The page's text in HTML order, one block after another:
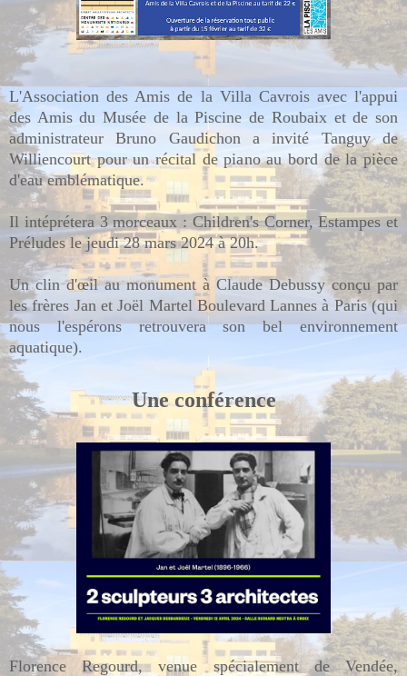
L'Association des Amis de la Villa Cavrois avec l'appui
des Amis du Musée de la Piscine de Roubaix et de son
administrateur Bruno Gaudichon a invité Tanguy de
Williencourt pour un récital de piano au bord de la pièce
d'eau emblématique.
Il intéprétera 3 morceaux : Children's Corner, Estampes et
Préludes le jeudi 28 mars 2024 à 20h.
Un clin d'œil au monument à Claude Debussy conçu par
les frères Jan et Joël Martel Boulevard Lannes à Paris (qui
nous l'espérons retrouvera son bel environnement
aquatique).
Une conférence
Florence Regourd, venue spécialement de Vendée,